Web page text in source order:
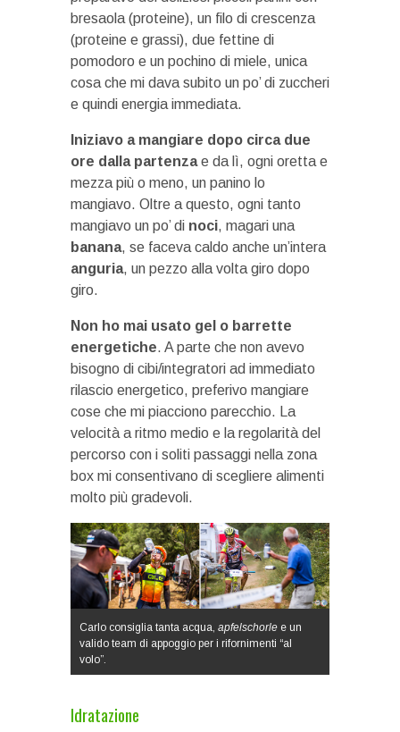
bresaola (proteine), un filo di crescenza
(proteine e grassi), due fettine di
pomodoro e un pochino di miele, unica
cosa che mi dava subito un po’ di zuccheri
e quindi energia immediata.
Iniziavo a mangiare dopo circa due
ore dalla partenzae da lì, ogni oretta e
mezza più o meno, un panino lo
mangiavo. Oltre a questo, ogni tanto
mangiavo un po’ di noci, magari una
banana, se faceva caldo anche un’intera
anguria, un pezzo alla volta giro dopo
giro.
Non ho mai usato gel o barrette
energetiche. A parte che non avevo
bisogno di cibi/integratori ad immediato
rilascio energetico, preferivo mangiare
cose che mi piacciono parecchio. La
velocità a ritmo medio e la regolarità del
percorso con i soliti passaggi nella zona
box mi consentivano di scegliere alimenti
molto più gradevoli.
Carlo consiglia tanta acqua, apfelschorle e un
valido team di appoggio per i rifornimenti “al
volo”.
Idratazione